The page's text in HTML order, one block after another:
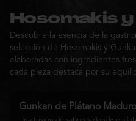
Hosomakis y
Descubre la esencia de la
selección de Hosomakis y
elaboradas con ingredientes
cada pieza destaca por su
Gunkan de Plátano Maduro